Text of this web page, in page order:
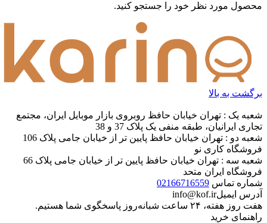
محصول مورد نظر خود را جستجو کنید.
برگشت به بالا
شعبه یک : تهران خیابان حافظ روبروی بازار موبایل ایران، مجتمع
تجاری ایرانیان، طبقه منفی یک پلاک 37 و 38
شعبه دو : تهران خیابان حافظ پایین تر از خیابان جامی پلاک 106
فروشگاه کاری نو
شعبه سه : تهران خیابان حافظ پایین تر از خیابان جامی پلاک 66
فروشگاه ایران متحد
شماره تماس 02166716559
آدرس ایمیلinfo@kof.ir
هفت روز هفته، ۲۴ ساعت شبانه‌روز پاسخگوی شما هستیم.
راهنمای خرید